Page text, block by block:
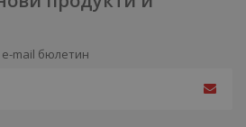
mail бюлетин